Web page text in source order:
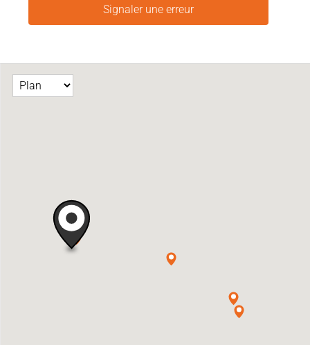
Signaler une erreur